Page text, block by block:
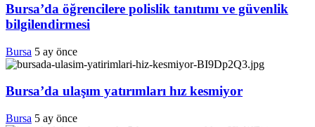
Bursa’da öğrencilere polislik tanıtımı ve güvenlik
bilgilendirmesi
Bursa 5 ay önce
Bursa’da ulaşım yatırımları hız kesmiyor
Bursa 5 ay önce